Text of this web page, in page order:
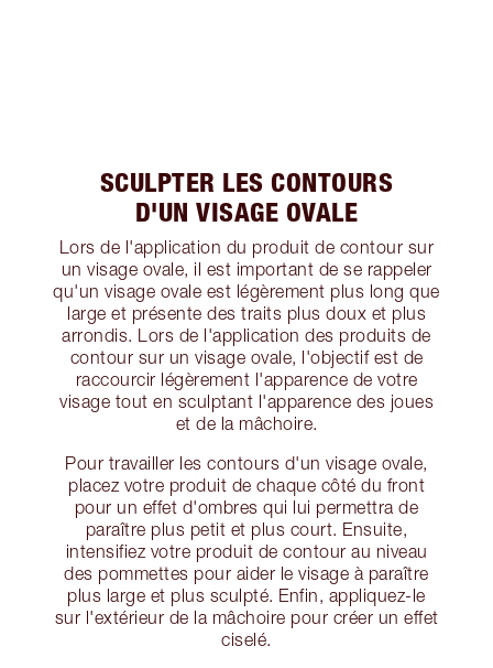
SCULPTER LES CONTOURS
D'UN VISAGE OVALE
Lors de l'application du produit de contour sur
un visage ovale, il est important de se rappeler
qu'un visage ovale est légèrement plus long que
large et présente des traits plus doux et plus
arrondis. Lors de l'application des produits de
contour sur un visage ovale, l'objectif est de
raccourcir légèrement l'apparence de votre
visage tout en sculptant l'apparence des joues
et de la mâchoire.
Pour travailler les contours d'un visage ovale,
placez votre produit de chaque côté du front
pour un effet d'ombres qui lui permettra de
paraître plus petit et plus court. Ensuite,
intensifiez votre produit de contour au niveau
des pommettes pour aider le visage à paraître
plus large et plus sculpté. Enfin, appliquez-le
sur l'extérieur de la mâchoire pour créer un effet
ciselé.